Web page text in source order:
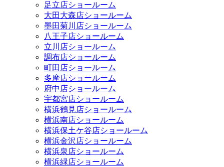
足立店ショールーム
大田大森店ショールーム
墨田菊川店ショールーム
八王子店ショールーム
立川店ショールーム
調布店ショールーム
町田店ショールーム
多摩店ショールーム
府中店ショールーム
宇都宮店ショールーム
横浜鶴見店ショールーム
横浜南店ショールーム
横浜保土ケ谷店ショールーム
横浜金沢店ショールーム
横浜泉店ショールーム
横浜緑店ショールーム